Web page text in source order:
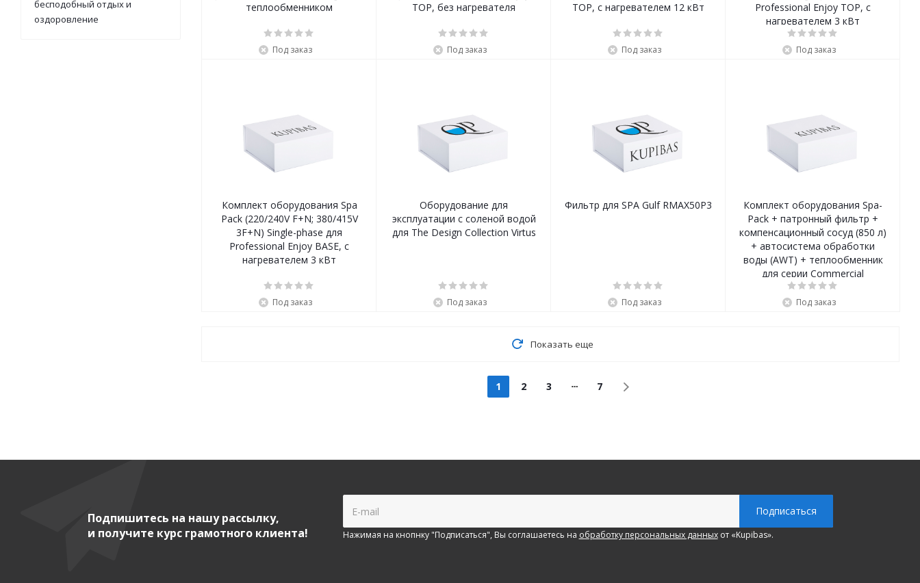
теплообменником
Под заказ
TOP, без нагревателя
Под заказ
TOP, с нагревателем 12 кВт
Под заказ
Professional Enjoy TOP, с
нагревателем 3 кВт
Под заказ
Комплект оборудования Spa
Pack (220/240V F+N; 380/415V
3F+N) Single-phase для
Professional Enjoy BASE, с
нагревателем 3 кВт
Под заказ
Оборудование для
эксплуатации с соленой водой
для The Design Collection Virtus
Под заказ
Фильтр для SPA Gulf RMAX50P3
Под заказ
Комплект оборудования Spa-
Pack + патронный фильтр +
компенсационный сосуд (850 л)
+ автосистема обработки
воды (AWT) + теплообменник
для серии Commercial
Под заказ
Показать еще
1 2 3 7
бесподобный отдых и
оздоровление
Подпишитесь на нашу рассылку,
и получите курс грамотного клиента!
Нажимая на кнопнку "Подписаться", Вы соглашаетесь на обработку персональных данныхот «Kupibas».